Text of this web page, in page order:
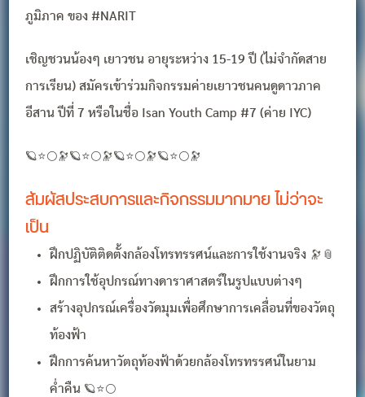
ภูมิภาค ของ #NARIT
เชิญชวนน้องๆ เยาวชน อายุระหว่าง 15-19 ปี (ไม่จำกัดสาย
การเรียน) สมัครเข้าร่วมกิจกรรมค่ายเยาวชนคนดูดาวภาค
อีสาน ปีที่ 7 หรือในชื่อ Isan Youth Camp #7 (ค่าย IYC)
🪐⭐🌕🔭🪐⭐🌕🔭🪐⭐🌕🔭🪐⭐🌕🔭
สัมผัสประสบการและกิจกรรมมากมาย ไม่ว่าจะ
เป็น
ฝึกปฏิบัติติดตั้งกล้องโทรทรรศน์และการใช้งานจริง 🔭📎
ฝึกการใช้อุปกรณ์ทางดาราศาสตร์ในรูปแบบต่างๆ
สร้างอุปกรณ์เครื่องวัดมุมเพื่อศึกษาการเคลื่อนที่ของวัตถุ
ท้องฟ้า
ฝึกการค้นหาวัตถุท้องฟ้าด้วยกล้องโทรทรรศน์ในยาม
ค่ำคืน 🪐⭐🌕